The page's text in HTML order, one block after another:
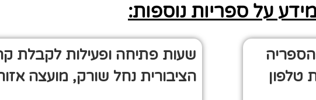
מידע על ספריות נוספות:
טלפון
שעות פתיחה ופעילות לקבלת
הציבורית נחל שורק, מועצה